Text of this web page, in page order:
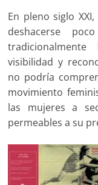
En pleno siglo
deshacerse
visibilidad y
no podría
movimiento
las mujeres a
permeables a su